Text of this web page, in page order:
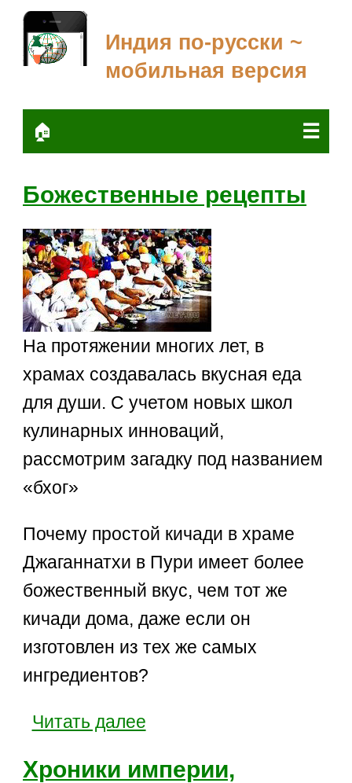
Индия по-русски ~
мобильная версия
🏠 ☰
Божественные рецепты
На протяжении многих лет, в
храмах создавалась вкусная еда
для души. С учетом новых школ
кулинарных инноваций,
рассмотрим загадку под названием
«бхог»
Почему простой кичади в храме
Джаганнатхи в Пури имеет более
божественный вкус, чем тот же
кичади дома, даже если он
изготовлен из тех же самых
ингредиентов?
Читать далее
Хроники империи,